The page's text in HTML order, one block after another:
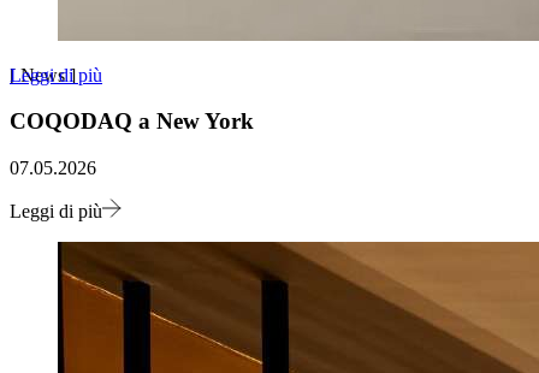
Leggi di più
[News]
COQODAQ a New York
07.05.2026
Leggi di più